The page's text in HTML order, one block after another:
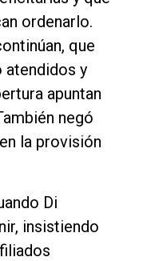
ordenarlo.
que
atendidos y
apuntan
negó
la provisión
Di
insistiendo